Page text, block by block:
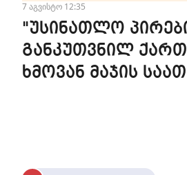
7 აგვისტო 12:35
"უსინათლო
განკუთვნილ
ხმოვან მაჯის